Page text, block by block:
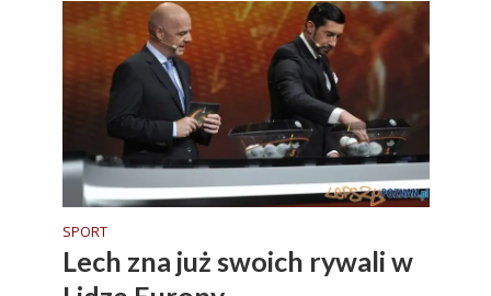
SPORT
Lech zna już swoich rywali w